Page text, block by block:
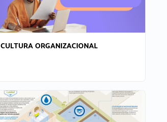
CULTURA ORGANIZACIONAL